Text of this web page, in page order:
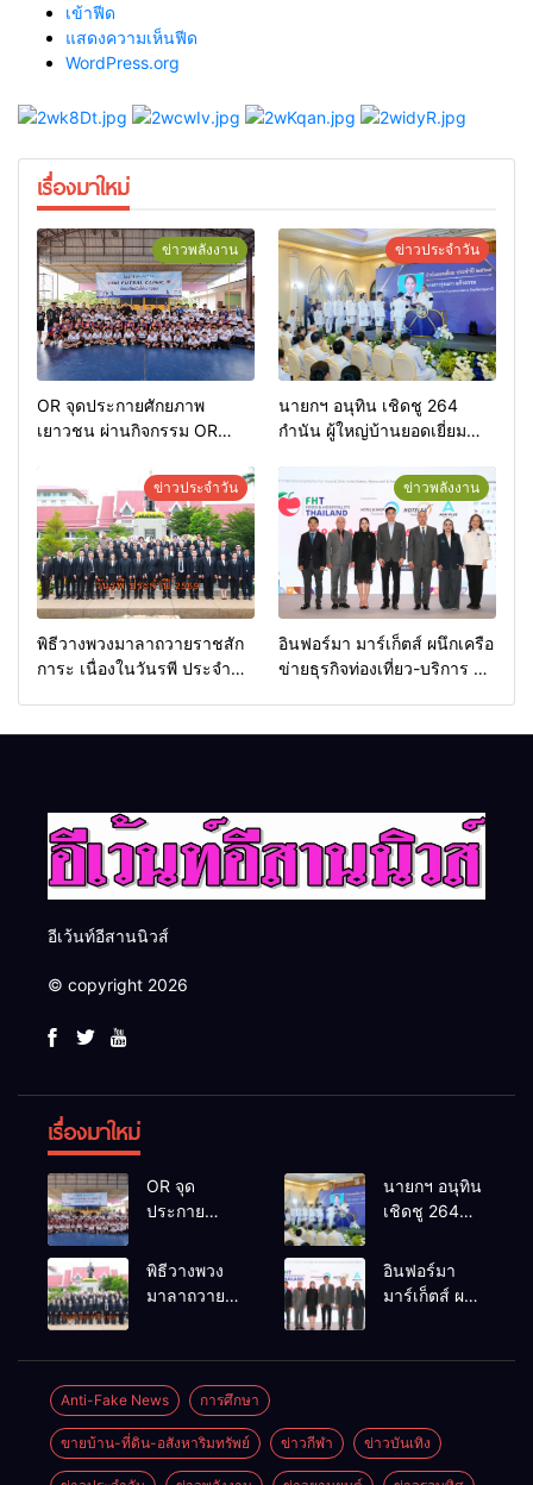
เข้าฟีด
แสดงความเห็นฟีด
WordPress.org
เรื่องมาใหม่
ข่าวพลังงาน
OR จุดประกายศักยภาพ
เยาวชน ผ่านกิจกรรม OR
ข่าวประจำวัน
นายกฯ อนุทิน เชิดชู 264
กำนัน ผู้ใหญ่บ้านยอดเยี่ยม
เกียรติยศแห่งการเสียสละ”
ข่าวประจำวัน
พิธีวางพวงมาลาถวายราชสัก
การะ เนื่องในวันรพี ประจำปี
ข่าวพลังงาน
อินฟอร์มา มาร์เก็ตส์ ผนึกเครือ
ข่ายธุรกิจท่องเที่ยว-บริการ จัด
อีเว้นท์อีสานนิวส์
© copyright 2026
เรื่องมาใหม่
OR จุด
ประกาย
เยาวชน ผ่าน
นายกฯ อนุทิน
เชิดชู 264
บ้านยอดเยี่ยม
มอบแหนบ
เกียรติยศแห่ง
พิธีวางพวง
มาลาถวาย
2569 และ
การแข่งขัน
ฟุตบอลวันรพี
เพื่อเชื่อม
อินฟอร์มา
มาร์เก็ตส์ ผนึก
Thailand
2026 เชื่อม 4
Anti-Fake News การศึกษา
ขายบ้าน-ที่ดิน-อสังหาริมทรัพย์ ข่าวกีฬา ข่าวบันเทิง